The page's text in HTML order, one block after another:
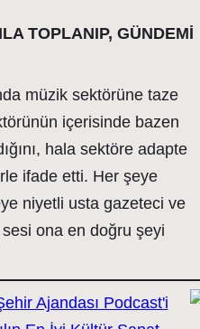
TOPLANIP, GÜNDEMİ
müzik sektörüne taze
içerisinde bazen
hala sektöre adapte
ifade etti. Her şeye
niyetli usta gazeteci ve
sesi ona en doğru şeyi